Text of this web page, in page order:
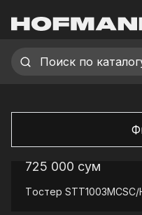
725 000 сум
Tостер STT1003MCSC/